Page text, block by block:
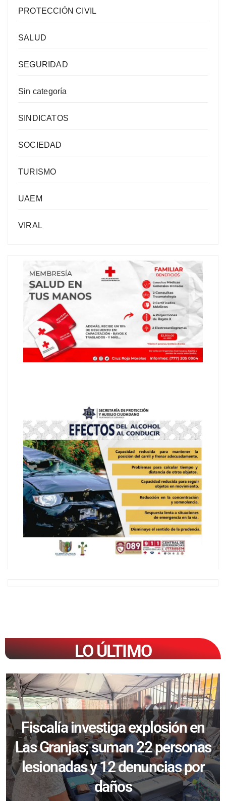
PROTECCIÓN CIVIL
SALUD
SEGURIDAD
Sin categoría
SINDICATOS
SOCIEDAD
TURISMO
UAEM
VIRAL
LO ÚLTIMO
Fiscalía investiga explosión en
Las Granjas; suman 22 personas
lesionadas y 12 denuncias por
daños